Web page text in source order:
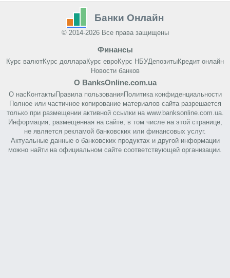
Банки Онлайн
© 2014-2026 Все права защищены
Финансы
Курс валютКурс доллараКурс евроКурс НБУДепозитыКредит онлайн
Новости банков
О BanksOnline.com.ua
О нас КонтактыПравила пользования Политика конфиденциальности
Полное или частичное копирование материалов сайта разрешается
только при размещении активной ссылки на www.banksonline.com.ua.
Информация, размещенная на сайте, в том числе на этой странице,
не является рекламой банковских или финансовых услуг.
Актуальные данные о банковских продуктах и другой информации
можно найти на официальном сайте соответствующей организации.